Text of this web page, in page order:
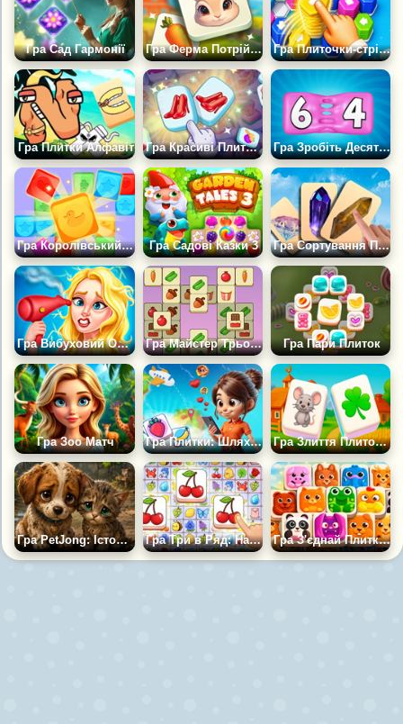
Гра Сад Гармонії Гра Ферма Потрійний Матч Гра Плиточки-стрілочки
Гра Плитки Алфавіт Гра Красиві Плиточки Гра Зробіть Десять Плиток
Гра Королівський Матч: Сімейство Плиток Гра Садові Казки 3 Гра Сортування Плиток: Кристали
Гра Вибуховий Особняк Гра Майстер Трьох Плиток Гра Пари Плиток
Гра Зоо Матч Гра Плитки: Шлях до Слави Гра Злиття Плиток: Весела Ферма
Гра PetJong: Історія Розплідника Гра Три в Ряд: Навколо Світу Гра З'єднай Плитки з Тваринами